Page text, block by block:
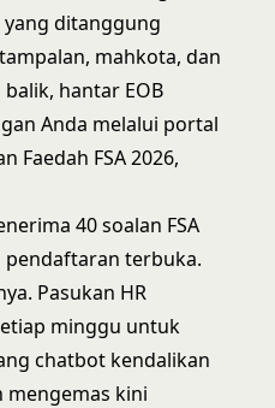
ditanggung
mahkota, dan
hantar EOB
Anda melalui portal
Faedah FSA 2026,
40 soalan FSA
pendaftaran terbuka.
Pasukan HR
minggu untuk
chatbot kendalikan
mengemas kini